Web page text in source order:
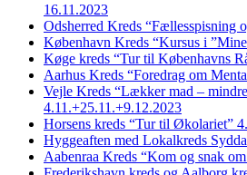
16.11.2023
Odsherred Kreds “Fællesspisning
København Kreds “Kursus i
Køge kreds “Tur til Københavns
Aarhus Kreds “Foredrag om
Vejle Kreds “Lækker mad –
4.11.+25.11.+9.12.2023
Horsens kreds “Tur til Økolariet”
Hyggeaften med Lokalkreds
Aabenraa Kreds “Kom og snak